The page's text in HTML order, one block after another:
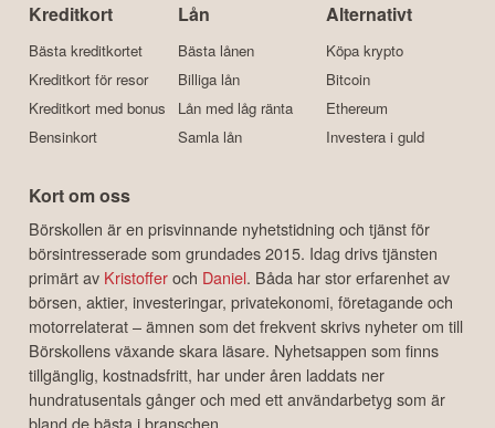
Kreditkort
Bästa kreditkortet
Kreditkort för resor
Kreditkort med bonus
Bensinkort
Lån
Bästa lånen
Billiga lån
Lån med låg ränta
Samla lån
Alternativt
Köpa krypto
Bitcoin
Ethereum
Investera i guld
Kort om oss
Börskollen är en prisvinnande nyhetstidning och tjänst för
börsintresserade som grundades 2015. Idag drivs tjänsten
primärt av Kristofferoch Daniel. Båda har stor erfarenhet av
börsen, aktier, investeringar, privatekonomi, företagande och
motorrelaterat – ämnen som det frekvent skrivs nyheter om till
Börskollens växande skara läsare. Nyhetsappen som finns
tillgänglig, kostnadsfritt, har under åren laddats ner
hundratusentals gånger och med ett användarbetyg som är
bland de bästa i branschen.